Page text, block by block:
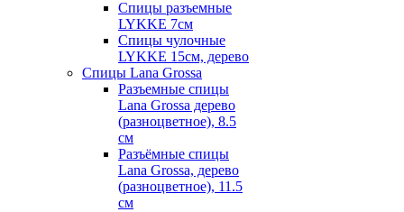
Спицы разъемные
LYKKE 7см
Спицы чулочные
LYKKE 15см, дерево
Спицы Lana Grossa
Разъемные спицы
Lana Grossa дерево
(разноцветное), 8.5
см
Разъёмные спицы
Lana Grossa, дерево
(разноцветное), 11.5
см